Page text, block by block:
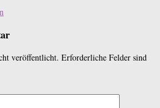
veröffentlicht. Erforderliche Felder sind